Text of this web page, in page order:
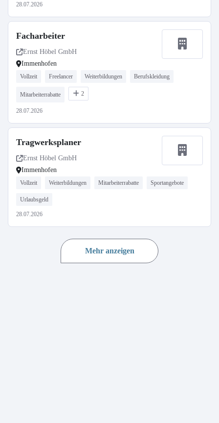
28.07.2026
Facharbeiter
Ernst Höbel GmbH
Immenhofen
Vollzeit Freelancer Weiterbildungen Berufskleidung
Mitarbeiterrabatte 2
28.07.2026
Tragwerksplaner
Ernst Höbel GmbH
Immenhofen
Vollzeit Weiterbildungen Mitarbeiterrabatte Sportangebote
Urlaubsgeld
28.07.2026
Mehr anzeigen